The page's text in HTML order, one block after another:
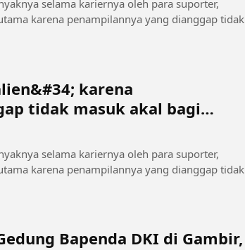
selama kariernya oleh para suporter,
karena penampilannya yang dianggap tidak
karena
tidak masuk akal bagi
selama kariernya oleh para suporter,
karena penampilannya yang dianggap tidak
Bapenda DKI di Gambir,